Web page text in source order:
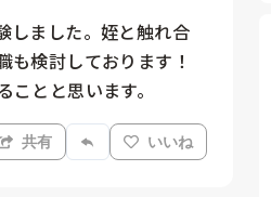
しました。姪と触れ合
検討しております！
とと思います。
共有 いいね